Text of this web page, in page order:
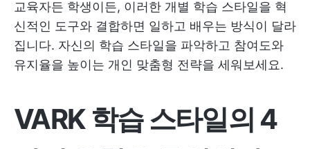
교육자든 학생이든, 이러한 개별 학습 스타일을 혁
신적인 도구와 결합하면 일하고 배우는 방식이 달라
집니다. 자신의 학습 스타일을 파악하고 참여도와
유지율을 높이는 개인 맞춤형 전략을 세워보세요.
VARK 학습 스타일의 4